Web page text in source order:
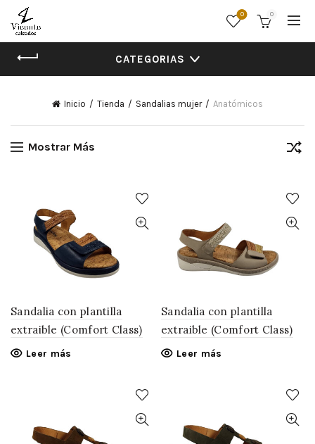
0 0
CATEGORIAS
Inicio Tienda Sandalias mujer Anatómicos
Mostrar Más
Sandalia con plantilla
extraible (Comfort Class)
Leer más
Sandalia con plantilla
extraible (Comfort Class)
Leer más